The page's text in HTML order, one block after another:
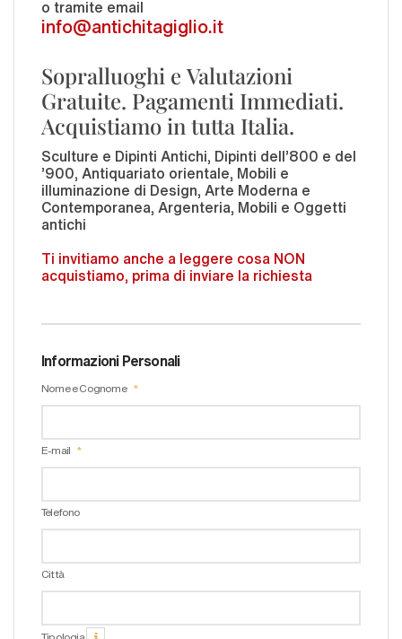
o tramite email
info@antichitagiglio.it
Sopralluoghi e Valutazioni
Gratuite. Pagamenti Immediati.
Acquistiamo in tutta Italia.
Sculture e Dipinti Antichi, Dipinti dell'800 e del
'900, Antiquariato orientale, Mobili e
illuminazione di Design, Arte Moderna e
Contemporanea, Argenteria, Mobili e Oggetti
antichi
Ti invitiamo anche a leggere cosa NON
acquistiamo, prima di inviare la richiesta
Informazioni Personali
Nome e Cognome
E-mail
Telefono
Città